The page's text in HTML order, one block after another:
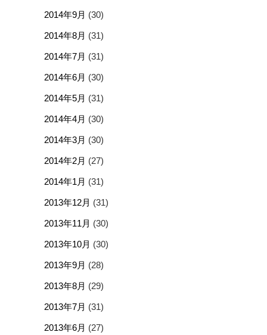
2014年9月 (30)
2014年8月 (31)
2014年7月 (31)
2014年6月 (30)
2014年5月 (31)
2014年4月 (30)
2014年3月 (30)
2014年2月 (27)
2014年1月 (31)
2013年12月 (31)
2013年11月 (30)
2013年10月 (30)
2013年9月 (28)
2013年8月 (29)
2013年7月 (31)
2013年6月 (27)